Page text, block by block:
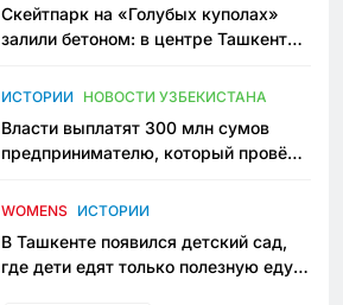
Скейтпарк на «Голубых куполах»
залили бетоном: в центре Ташкента
пространство
ИСТОРИИ НОВОСТИ УЗБЕКИСТАНА
Власти выплатят 300 млн сумов
предпринимателю, который провёл
приговору
WOMENS ИСТОРИИ
В Ташкенте появился детский сад,
где дети едят только полезную еду.